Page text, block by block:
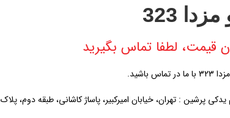
323
قیمت، لطفا تماس بگیرید
باشید.
پرشین : تهران، خیابان امیرکبیر، پاساژ کاشانی، طبقه دوم، پلاک ۳۲۹